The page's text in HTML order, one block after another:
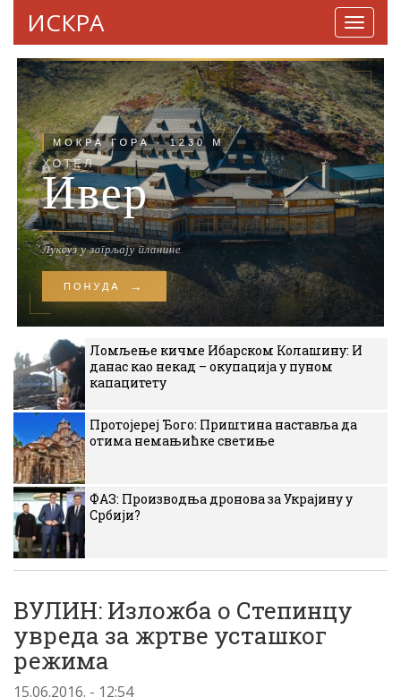
ИСКРА
Ломљење кичме Ибарском Колашину: И
данас као некад – окупација у пуном
капацитету
Протојереј Ђого: Приштина наставља да
отима немањићке светиње
ФАЗ: Производња дронова за Украјину у
Србији?
ВУЛИН: Изложба о Степинцу
увреда за жртве усташког
режима
15.06.2016. - 12:54